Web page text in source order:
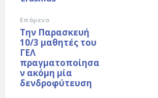
Επόμενο
Την Παρασκευή
10/3 μαθητές του
ΓΕΛ
πραγματοποίησα
ν ακόμη μία
δενδροφύτευση